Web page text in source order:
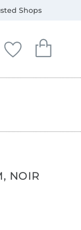
Shops
à votre
Mes favoris
Vous avez
Mon
Vous avez
NOIR